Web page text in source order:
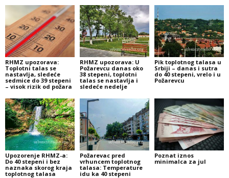
RHMZ upozorava:
Toplotni talas se
nastavlja, sledeće
sedmice do 39 stepeni
– visok rizik od požara
RHMZ upozorava: U
Požarevcu danas oko
38 stepeni, toplotni
talas se nastavlja i
sledeće nedelje
Pik toplotnog talasa u
Srbiji – danas i sutra
do 40 stepeni, vrelo i u
Požarevcu
Upozorenje RHMZ-a:
Do 40 stepeni i bez
naznaka skorog kraja
toplotnog talasa
Požarevac pred
vrhuncem toplotnog
talasa: Temperature
idu ka 40 stepeni
Poznat iznos
minimalca za jul